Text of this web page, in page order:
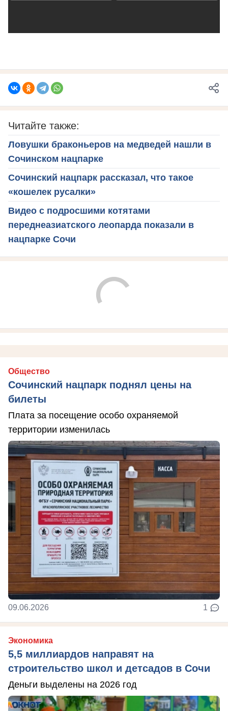
Читайте также:
Ловушки браконьеров на медведей нашли в
Сочинском нацпарке
Сочинский нацпарк рассказал, что такое
«кошелек русалки»
Видео с подросшими котятами
переднеазиатского леопарда показали в
нацпарке Сочи
Общество
Сочинский нацпарк поднял цены на
билеты
Плата за посещение особо охраняемой
территории изменилась
09.06.2026 1
Экономика
5,5 миллиардов направят на
строительство школ и детсадов в Сочи
Деньги выделены на 2026 год